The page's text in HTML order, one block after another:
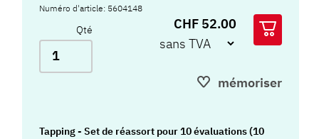
Numéro d'article: 5604148
Qté CHF 52.00
mémoriser
Tapping - Set de réassort pour 10 évaluations (10